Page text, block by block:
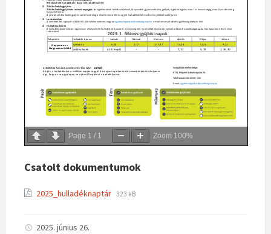
Page 1 / 1 Zoom 100%
Csatolt dokumentumok
2025_hulladéknaptár File
File
323 kB
2025. június 26.